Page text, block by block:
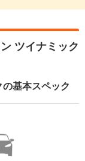
ツイナミック
基本スペック